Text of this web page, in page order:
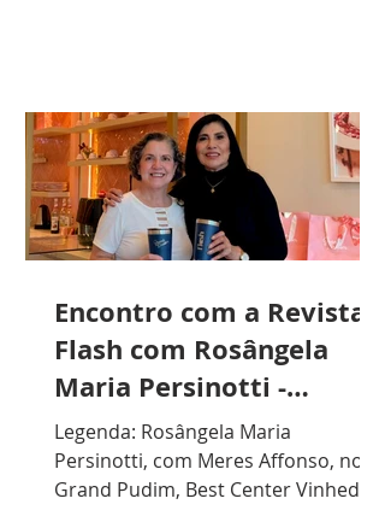
Encontro com a Revista
Flash com Rosângela
Maria Persinotti -
Presidente do Lions
Clube de Vinhedo
Legenda: Rosângela Maria
Persinotti, com Meres Affonso, no
Grand Pudim, Best Center Vinhedo. /